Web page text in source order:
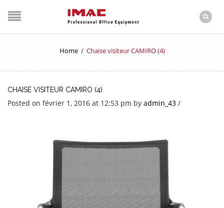
Home / Chaise visiteur CAMIRO (4)
CHAISE VISITEUR CAMIRO (4)
Posted on février 1, 2016 at 12:53 pm by admin_43 /